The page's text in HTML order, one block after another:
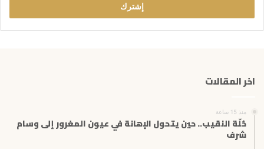
ب
ر
ااخر المقالات
منذ 15 ساعة
حُلّة النقيب.. حين يتحول الإهانة في عيون المغرور إلى وسام
شرف